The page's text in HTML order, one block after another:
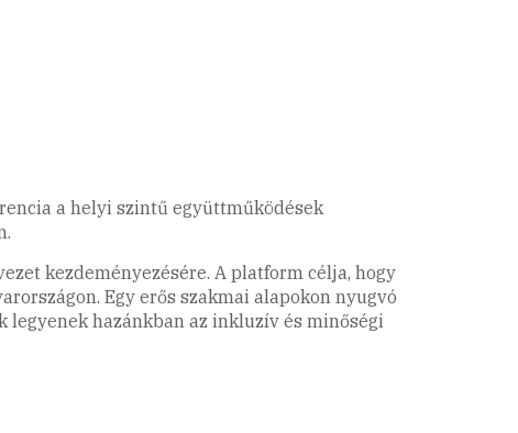
a helyi szintű együttműködések
kezdeményezésére. A platform célja, hogy
Egy erős szakmai alapokon nyugvó
hazánkban az inkluzív és minőségi